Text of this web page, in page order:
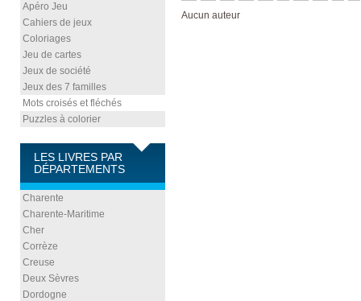
Apéro Jeu
Cahiers de jeux
Coloriages
Jeu de cartes
Jeux de société
Jeux des 7 familles
Mots croisés et fléchés
Puzzles à colorier
LES LIVRES PAR
DÉPARTEMENTS
Charente
Charente-Maritime
Cher
Corrèze
Creuse
Deux Sèvres
Dordogne
Aucun auteur